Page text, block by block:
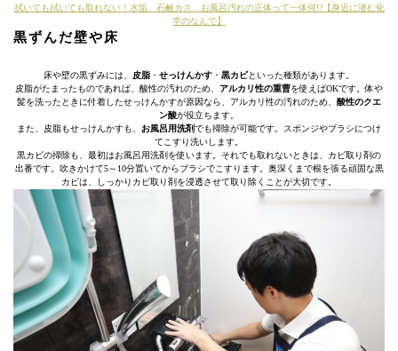
拭いても拭いても取れない！水垢、石鹸カス…お風呂汚れの正体って一体何!?【身近に潜む化
学のなんで】
黒ずんだ壁や床
床や壁の黒ずみには、 皮脂 ・ せっけんかす ・ 黒カビといった種類があります。
皮脂がたまったものであれば、酸性の汚れのため、 アルカリ性の重曹を使えばOKです。体や
髪を洗ったときに付着したせっけんかすが原因なら、アルカリ性の汚れのため、 酸性のクエ
ン酸が役立ちます。
また、皮脂もせっけんかすも、 お風呂用洗剤でも掃除が可能です。スポンジやブラシにつけ
てこすり洗いします。
黒カビの掃除も、最初はお風呂用洗剤を使います。それでも取れないときは、カビ取り剤の
出番です。吹きかけて5～10分置いてからブラシでこすります。奥深くまで根を張る頑固な黒
カビは、しっかりカビ取り剤を浸透させて取り除くことが大切です。